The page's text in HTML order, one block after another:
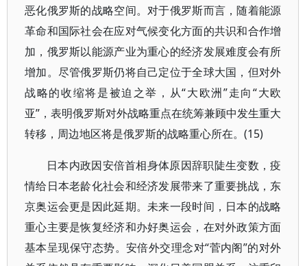
恶化俄罗斯的战略空间。对于俄罗斯而言，随着能源
革命和国际社会在应对气候变化方面的共识和合作增
加，俄罗斯以能源产业为重心的经济发展难度会有所
增加。尽管俄罗斯仍将自己定位于全球大国，但对外
战略的收缩将是被迫之举，从“大欧洲”走向“大欧
亚”，表明俄罗斯对外战略重点在统筹兼顾中发生重大
转移，周边地区将是俄罗斯的战略重心所在。(15)
日本内政因安倍首相身体原因辞职陡生变数，疫
情给日本老龄化社会和经济发展带来了重要挑战，东
京奥运会更是因此延期。未来一段时间，日本的战略
重心主要是恢复经济和办好奥运会，在对外政策方面
基本呈现保守态势。安倍外交理念对“菅内阁”的对外